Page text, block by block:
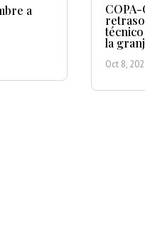
a
la
Oct 8,